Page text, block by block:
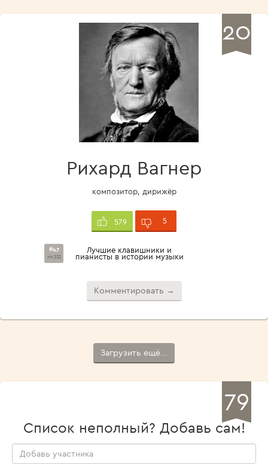
20
Рихард Вагнер
композитор, дирижёр
579 5
#47
из 323
Лучшие клавишники и
пианисты в истории музыки
Комментировать →
Загрузить ещё...
79
Список неполный? Добавь сам!